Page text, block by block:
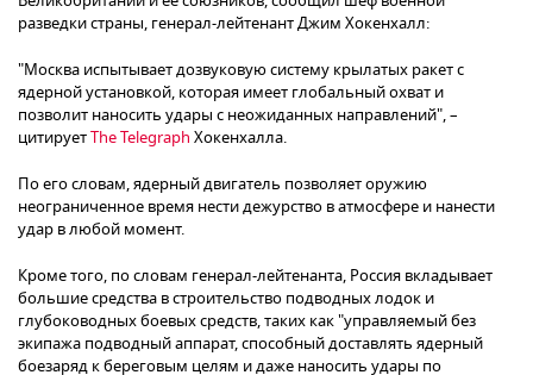
разведки страны, генерал-лейтенант Джим Хокенхалл:
"Москва испытывает дозвуковую систему крылатых ракет с
ядерной установкой, которая имеет глобальный охват и
позволит наносить удары с неожиданных направлений", –
цитируетThe Telegraph Хокенхалла.
По его словам, ядерный двигатель позволяет оружию
неограниченное время нести дежурство в атмосфере и нанести
удар в любой момент.
Кроме того, по словам генерал-лейтенанта, Россия вкладывает
большие средства в строительство подводных лодок и
глубоководных боевых средств, таких как "управляемый без
экипажа подводный аппарат, способный доставлять ядерный
боезаряд к береговым целям и даже наносить удары по